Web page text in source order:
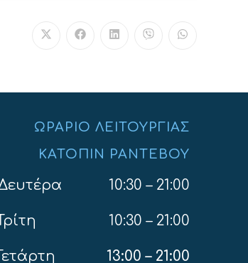
ΩΡΆΡΙΟ ΛΕΙΤΟΥΡΓΊΑΣ
ΚΑΤΌΠΙΝ ΡΑΝΤΕΒΟΎ
10:30 – 21:00
10:30 – 21:00
13:00 – 21:00